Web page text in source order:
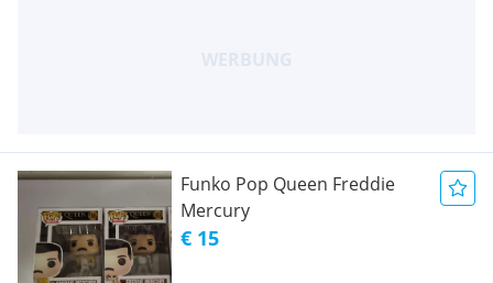
Funko Pop Queen Freddie
Mercury
€ 15